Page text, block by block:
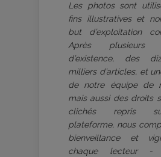
Les photos sont
fins illustratives et
but d’exploitation
Après plusieurs
d’existence, des
milliers d’articles, et
de notre équipe de
mais aussi des droits
clichés repris
plateforme, nous
bienveillance et
chaque lecteur -